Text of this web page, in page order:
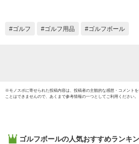
ゴルフ ゴルフ用品 ゴルフボール
※モノスポに寄せられた投稿内容は、投稿者の主観的な感想・コメント
ことはできませんので、あくまで参考情報の一つとしてご利用ください。
ゴルフボールの人気おすすめランキ